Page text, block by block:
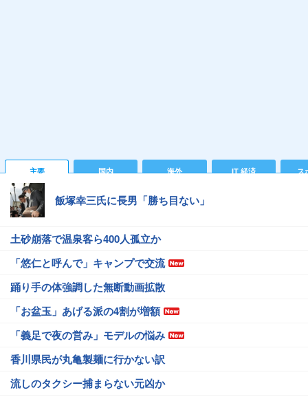
主要 国内 海外 IT 経済 ス
飯塚幸三氏に長男「勝ち目ない」
土砂崩落で温泉客ら400人孤立か
「悠仁と呼んで」キャンプで交流
踊り手の体強調した無断動画拡散
「お盆玉」あげる派の4割が増額
「義足で夜の営み」モデルの悩み
香川県民が丸亀製麺に行かない訳
流しのタクシー捕まらない元凶か